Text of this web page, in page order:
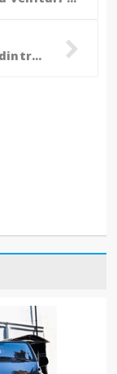
Reţeaua electrică Smart CARMEN dintre România şi Bulgaria primeşte finanţare europeană de 104 milioane euro!